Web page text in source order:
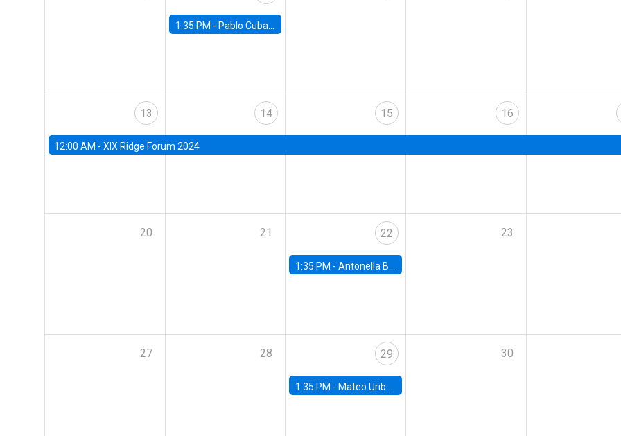
1:35 PM - Pablo Cuba, FED Board
13
12:00 AM - XIX Ridge Forum 2024
14 15 16
20 21 22
1:35 PM -Antonella Bancalari, Institute for Fiscal Studies (IFS) and Research Associate at University College London (UCL)
23
27 28 29
1:35 PM - Mateo Uribe-Castro, Universidad de los Andes (Colombia)
30